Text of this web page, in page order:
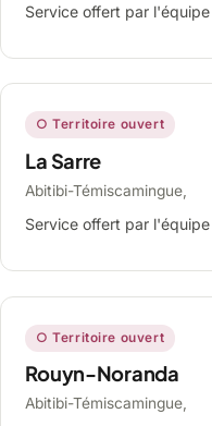
Service offert par
○ Territoire ouvert
La Sarre
Abitibi-Témiscamingue,
Service offert par
○ Territoire ouvert
Rouyn-Noranda
Abitibi-Témiscamingue,